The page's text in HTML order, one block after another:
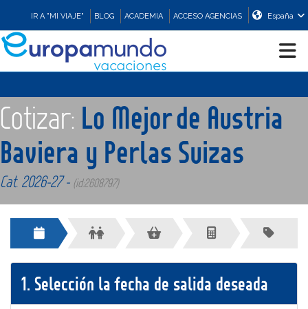
IR A "MI VIAJE" BLOG ACADEMIA ACCESO AGENCIAS España
EUROPA
PROMOCIONES
COMPRAR
Cotizar: Lo Mejor de Austria
Baviera y Perlas Suizas
Cat. 2026-27 - (id:2608797)
1. Selección la fecha de salida deseada